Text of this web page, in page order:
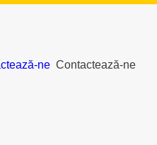
Contactează-ne